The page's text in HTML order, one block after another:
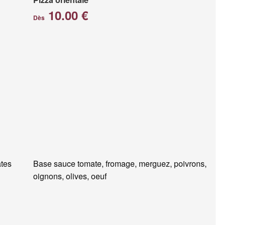
Dès 10.00 €
Base sauce tomate, fromage, merguez, poivrons,
oignons, olives, oeuf